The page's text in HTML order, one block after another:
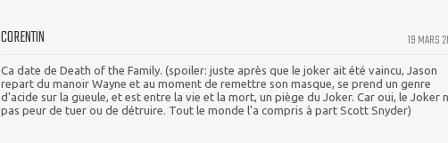
19 MARS
CORENTIN
Ca date de Death of the Family. (spoiler: juste après que le joker ait été vaincu, Jason
repart du manoir Wayne et au moment de remettre son masque, se prend un genre
d'acide sur la gueule, et est entre la vie et la mort, un piège du Joker. Car oui, le Joker
pas peur de tuer ou de détruire. Tout le monde l'a compris à part Scott Snyder)